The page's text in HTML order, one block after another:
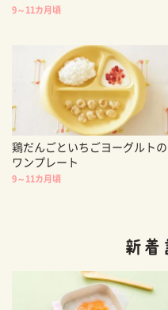
9～11カ月頃
鶏だんごといちごヨーグルトの
ワンプレート
9～11カ月頃